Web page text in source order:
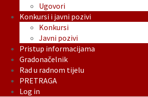
Ugovori
Konkursi i javni pozivi
Konkursi
Javni pozivi
Pristup informacijama
Gradonačelnik
Rad u radnom tijelu
PRETRAGA
Log in